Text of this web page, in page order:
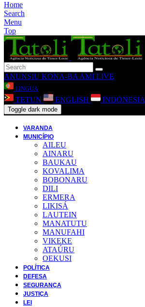
Home
Search
Menu
Top
ANUNSIU KONA-BA AMI LIVE
LINGUA
TETUN ENGLISH INDONESIA
Toggle dark mode
VARANDA
MUNICÍPIO
AILEU
AINARU
BAUKAU
KOVALIMA
BOBONARU
DILI
ERMERA
LIKISÁ
LAUTEIN
MANATUTU
MANUFAHI
VIKEKE
ATAÚRU
OEKUSI
POLÍTICA
DEFESA
SEGURANÇA
JUSTIÇA
LEI